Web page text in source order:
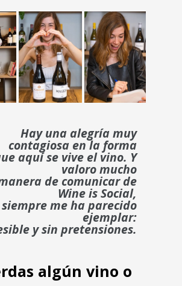
Hay una alegría muy
contagiosa en la forma
aquí se vive el vino. Y
valoro mucho
de comunicar de
Wine is Social,
me ha parecido
ejemplar:
y sin pretensiones.
algún vino o